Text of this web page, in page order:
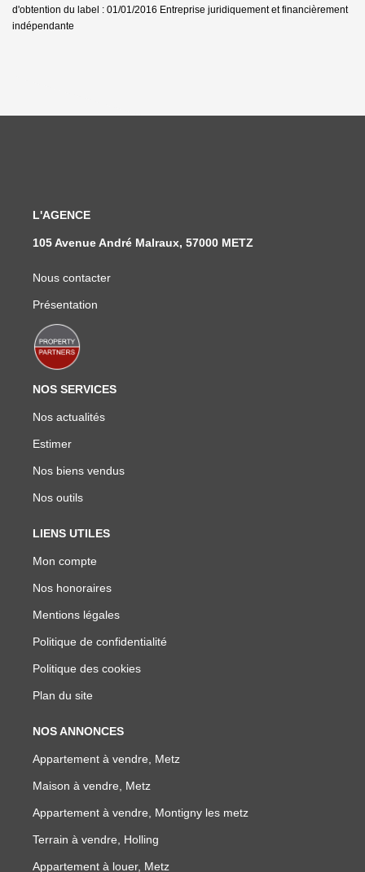
d'obtention du label : 01/01/2016 Entreprise juridiquement et financièrement
indépendante
L'AGENCE
105 Avenue André Malraux, 57000 METZ
Nous contacter
Présentation
NOS SERVICES
Nos actualités
Estimer
Nos biens vendus
Nos outils
LIENS UTILES
Mon compte
Nos honoraires
Mentions légales
Politique de confidentialité
Politique des cookies
Plan du site
NOS ANNONCES
Appartement à vendre, Metz
Maison à vendre, Metz
Appartement à vendre, Montigny les metz
Terrain à vendre, Holling
Appartement à louer, Metz